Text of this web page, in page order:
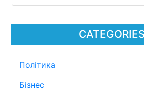
Політика
Бізнес